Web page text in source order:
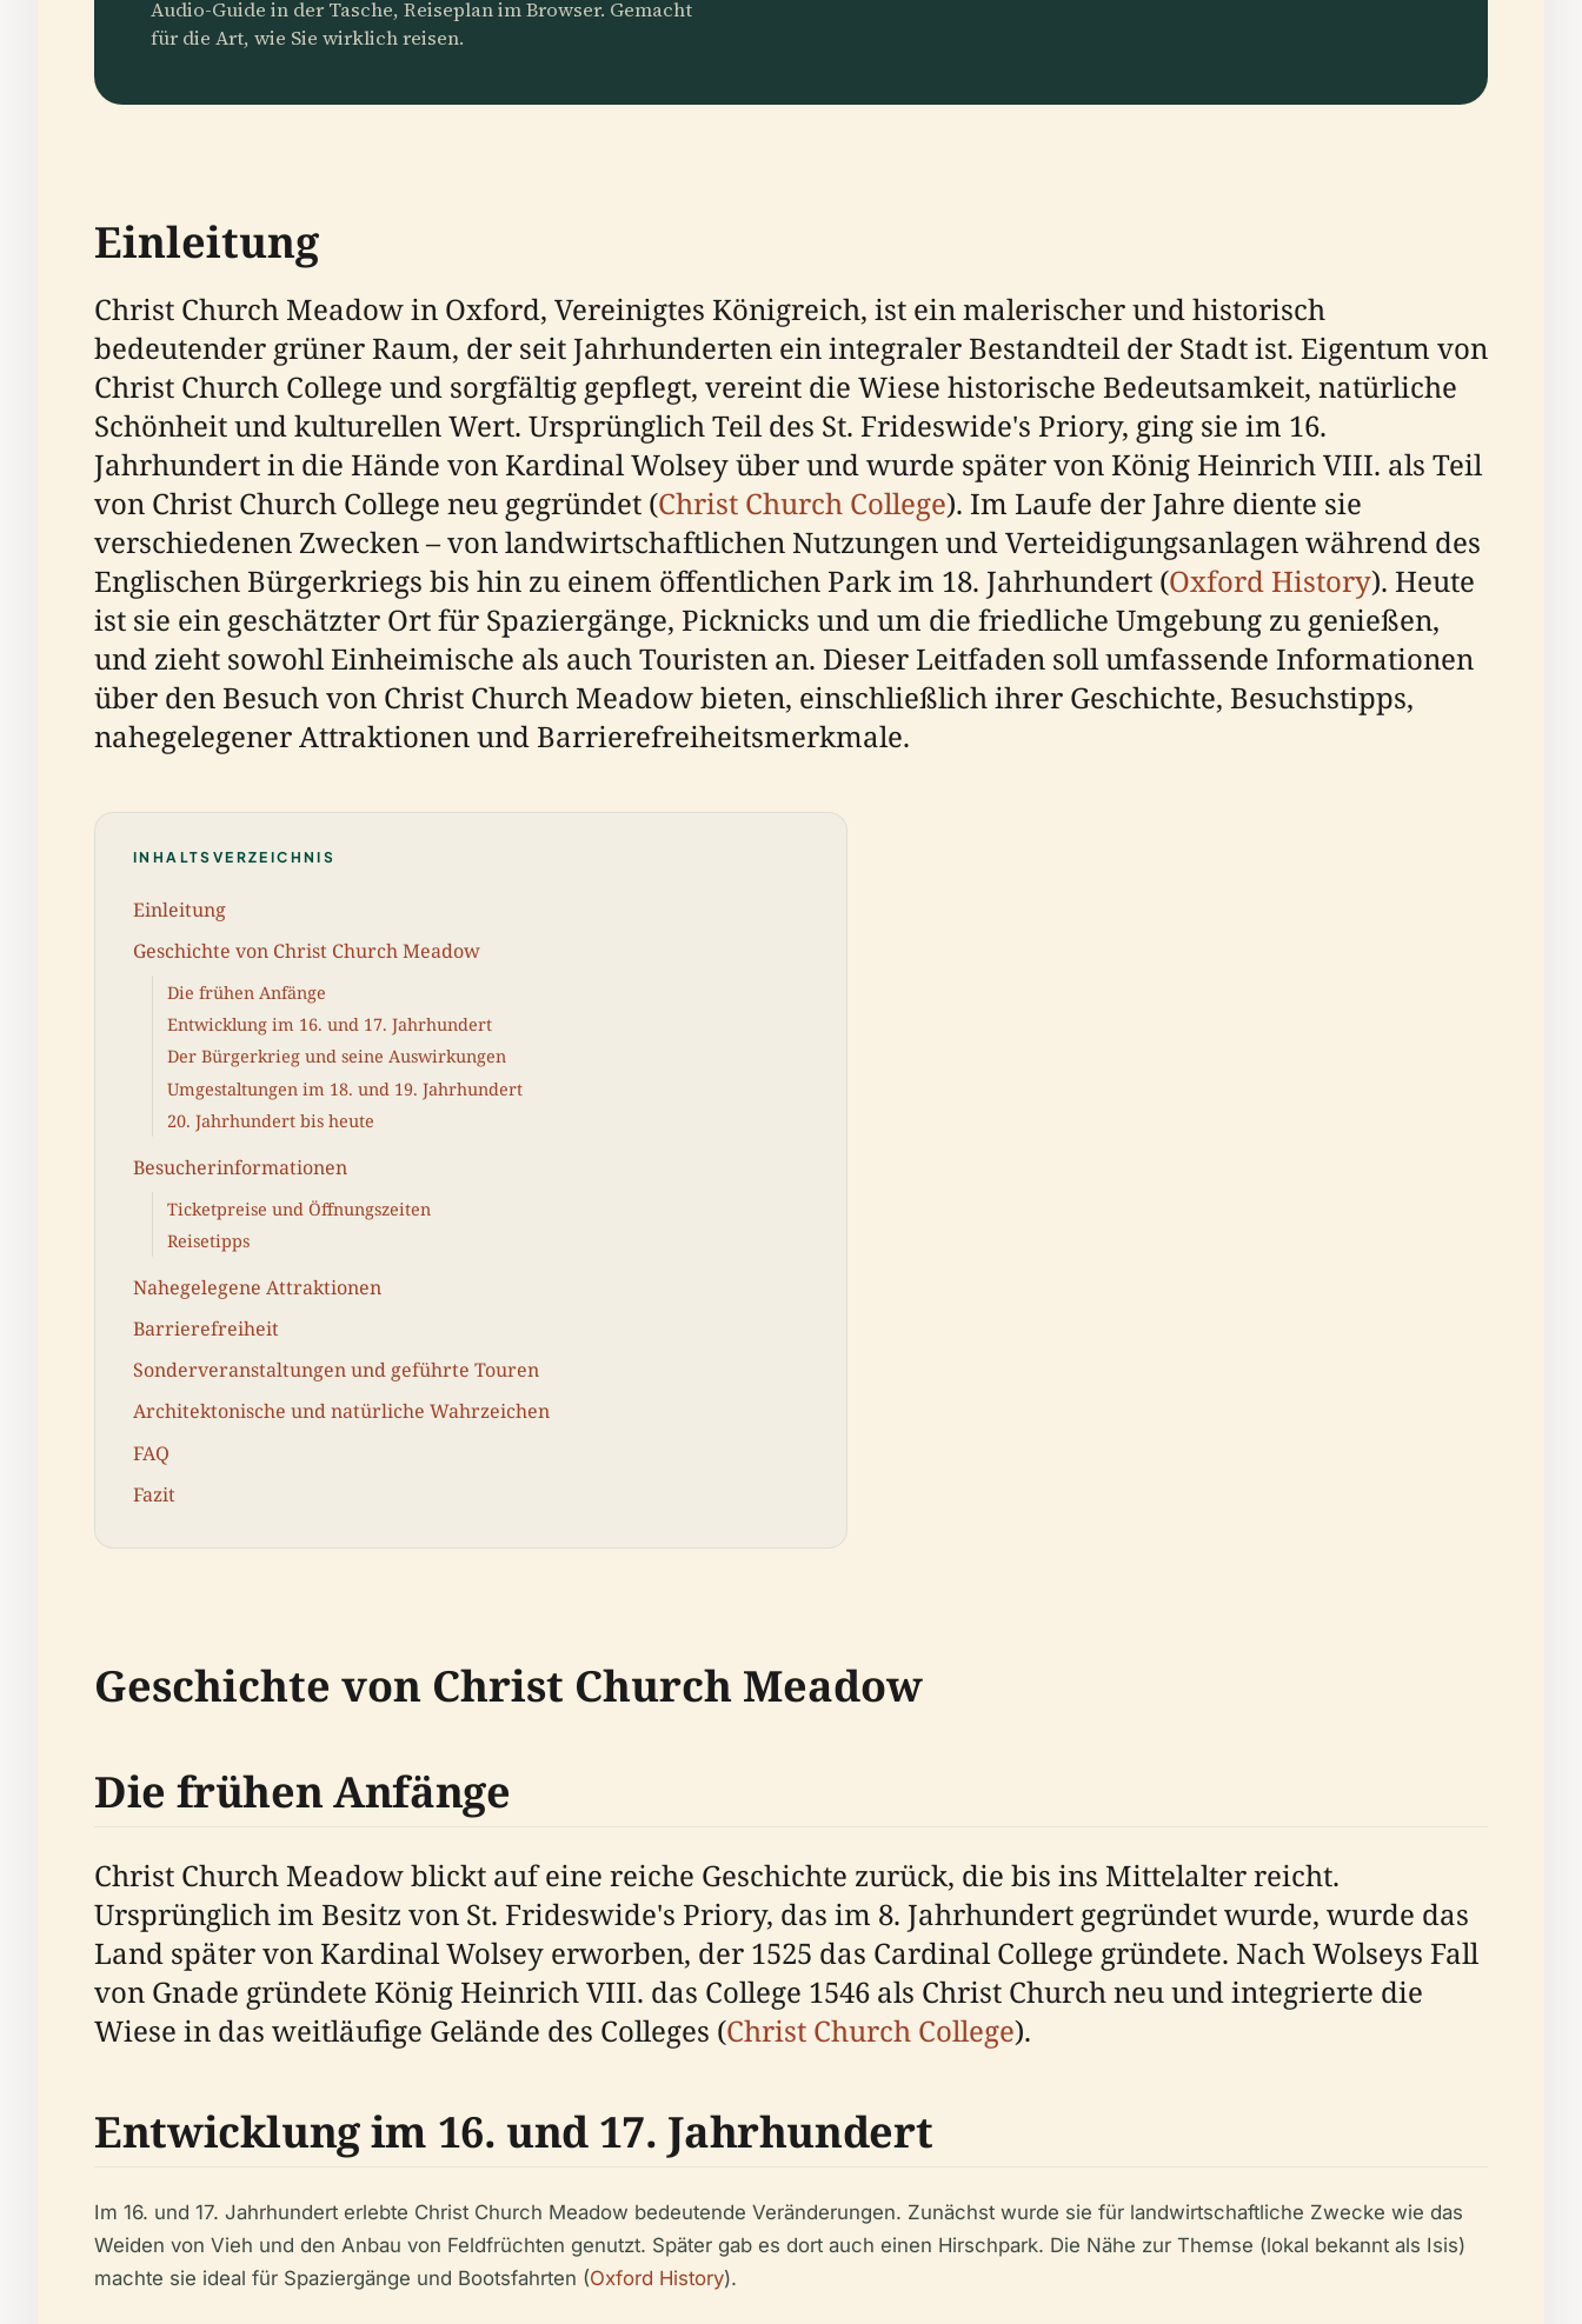
Audio-Guide in der Tasche, Reiseplan im Browser. Gemacht
für die Art, wie Sie wirklich reisen.
Einleitung
Christ Church Meadow in Oxford, Vereinigtes Königreich, ist ein malerischer und historisch
bedeutender grüner Raum, der seit Jahrhunderten ein integraler Bestandteil der Stadt ist. Eigentum von
Christ Church College und sorgfältig gepflegt, vereint die Wiese historische Bedeutsamkeit, natürliche
Schönheit und kulturellen Wert. Ursprünglich Teil des St. Frideswide's Priory, ging sie im 16.
Jahrhundert in die Hände von Kardinal Wolsey über und wurde später von König Heinrich VIII. als Teil
von Christ Church College neu gegründet (Christ Church College). Im Laufe der Jahre diente sie
verschiedenen Zwecken – von landwirtschaftlichen Nutzungen und Verteidigungsanlagen während des
Englischen Bürgerkriegs bis hin zu einem öffentlichen Park im 18. Jahrhundert (Oxford History). Heute
ist sie ein geschätzter Ort für Spaziergänge, Picknicks und um die friedliche Umgebung zu genießen,
und zieht sowohl Einheimische als auch Touristen an. Dieser Leitfaden soll umfassende Informationen
über den Besuch von Christ Church Meadow bieten, einschließlich ihrer Geschichte, Besuchstipps,
nahegelegener Attraktionen und Barrierefreiheitsmerkmale.
INHALTSVERZEICHNIS
Einleitung
Geschichte von Christ Church Meadow
Die frühen Anfänge
Entwicklung im 16. und 17. Jahrhundert
Der Bürgerkrieg und seine Auswirkungen
Umgestaltungen im 18. und 19. Jahrhundert
20. Jahrhundert bis heute
Besucherinformationen
Ticketpreise und Öffnungszeiten
Reisetipps
Nahegelegene Attraktionen
Barrierefreiheit
Sonderveranstaltungen und geführte Touren
Architektonische und natürliche Wahrzeichen
FAQ
Fazit
Geschichte von Christ Church Meadow
Die frühen Anfänge
Christ Church Meadow blickt auf eine reiche Geschichte zurück, die bis ins Mittelalter reicht.
Ursprünglich im Besitz von St. Frideswide's Priory, das im 8. Jahrhundert gegründet wurde, wurde das
Land später von Kardinal Wolsey erworben, der 1525 das Cardinal College gründete. Nach Wolseys Fall
von Gnade gründete König Heinrich VIII. das College 1546 als Christ Church neu und integrierte die
Wiese in das weitläufige Gelände des Colleges (Christ Church College).
Entwicklung im 16. und 17. Jahrhundert
Im 16. und 17. Jahrhundert erlebte Christ Church Meadow bedeutende Veränderungen. Zunächst wurde sie für landwirtschaftliche Zwecke wie das
Weiden von Vieh und den Anbau von Feldfrüchten genutzt. Später gab es dort auch einen Hirschpark. Die Nähe zur Themse (lokal bekannt als Isis)
machte sie ideal für Spaziergänge und Bootsfahrten (Oxford History).